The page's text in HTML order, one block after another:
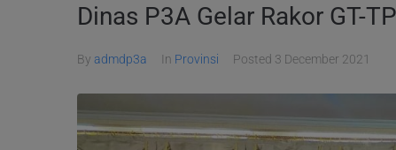
Dinas P3A Gelar Rakor GT-
By admdp3a In Provinsi Posted 3 December 2021